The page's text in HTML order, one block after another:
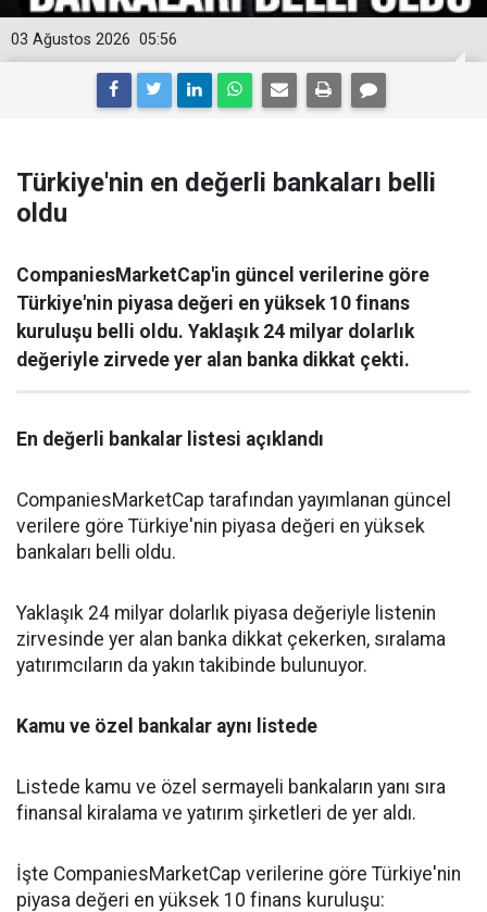
05:56
03 Ağustos 2026
Türkiye'nin en değerli bankaları belli
oldu
CompaniesMarketCap'in güncel verilerine göre
Türkiye'nin piyasa değeri en yüksek 10 finans
kuruluşu belli oldu. Yaklaşık 24 milyar dolarlık
değeriyle zirvede yer alan banka dikkat çekti.
En değerli bankalar listesi açıklandı
CompaniesMarketCap tarafından yayımlanan güncel
verilere göre Türkiye'nin piyasa değeri en yüksek
bankaları belli oldu.
Yaklaşık 24 milyar dolarlık piyasa değeriyle listenin
zirvesinde yer alan banka dikkat çekerken, sıralama
yatırımcıların da yakın takibinde bulunuyor.
Kamu ve özel bankalar aynı listede
Listede kamu ve özel sermayeli bankaların yanı sıra
finansal kiralama ve yatırım şirketleri de yer aldı.
İşte CompaniesMarketCap verilerine göre Türkiye'nin
piyasa değeri en yüksek 10 finans kuruluşu: